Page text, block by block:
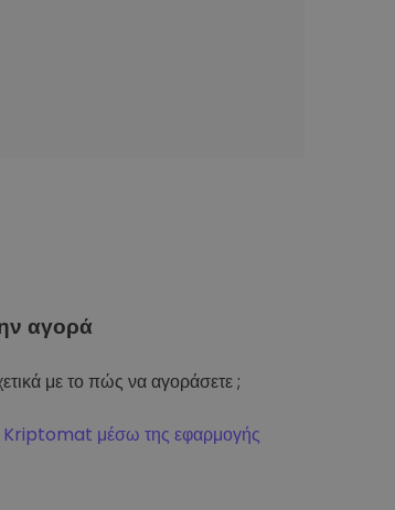
αγορά
με το πώς να αγοράσετε ;
Kriptomat μέσω της εφαρμογής